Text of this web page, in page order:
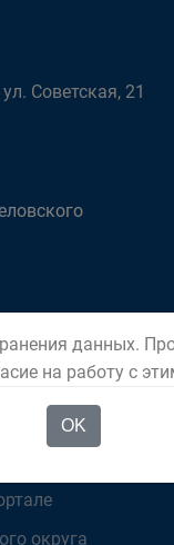
Советская, 21
округа
данных.
на работу с
OK